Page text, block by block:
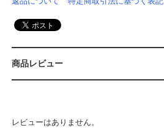
商品レビュー
レビューはありません。